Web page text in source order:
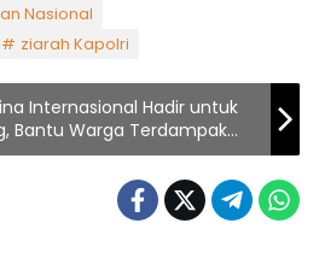
Nasional
ziarah Kapolri
Internasional Hadir untuk
Bantu Warga Terdampak